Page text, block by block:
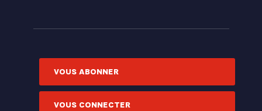
VOUS ABONNER
VOUS CONNECTER